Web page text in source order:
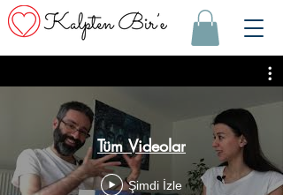
Tüm Videolar
Şimdi İzle